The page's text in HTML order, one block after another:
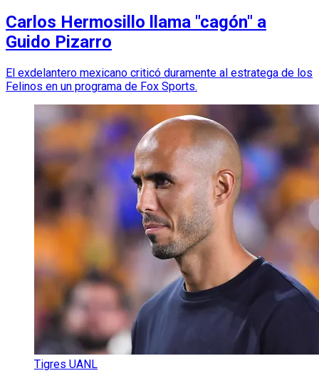
Carlos Hermosillo llama "cagón" a
Guido Pizarro
El exdelantero mexicano criticó duramente al estratega de los
Felinos en un programa de Fox Sports.
Tigres UANL